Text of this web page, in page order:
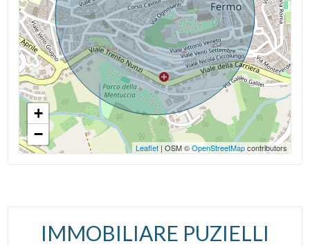
+
−
Leaflet| OSM ©OpenStreetMapcontributors
IMMOBILIARE PUZIELLI